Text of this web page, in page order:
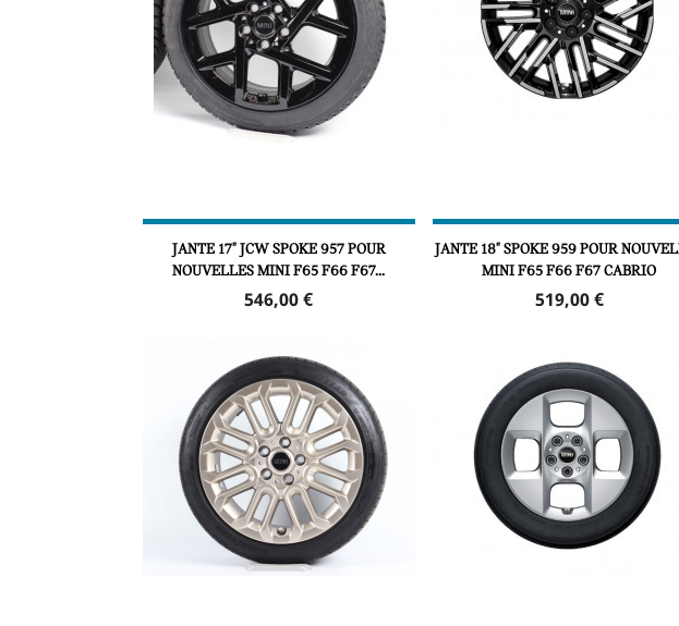
JANTE 17" JCW SPOKE 957 POUR
NOUVELLES MINI F65 F66 F67...
Prix
546,00 €
JANTE 18" SPOKE 959 POUR
MINI F65 F66 F67 CABRIO
Prix
519,00 €